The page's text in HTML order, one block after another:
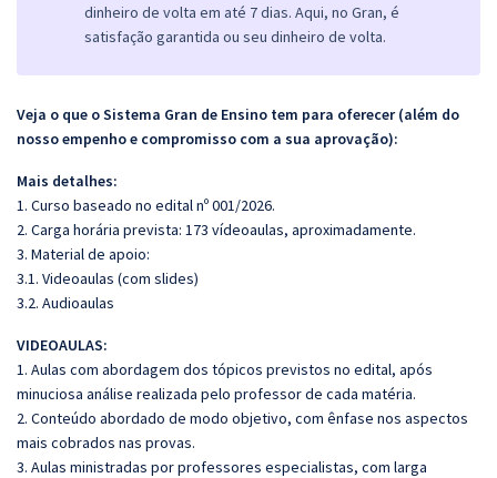
dinheiro de volta em até 7 dias. Aqui, no Gran, é
satisfação garantida ou seu dinheiro de volta.
Veja o que o Sistema Gran de Ensino tem para oferecer (além do
nosso empenho e compromisso com a sua aprovação):
Mais detalhes:
1. Curso baseado no edital nº 001/2026.
2. Carga horária prevista: 173 vídeoaulas, aproximadamente.
3. Material de apoio:
3.1. Videoaulas (com slides)
3.2. Audioaulas
VIDEOAULAS:
1. Aulas com abordagem dos tópicos previstos no edital, após
minuciosa análise realizada pelo professor de cada matéria.
2. Conteúdo abordado de modo objetivo, com ênfase nos aspectos
mais cobrados nas provas.
3. Aulas ministradas por professores especialistas, com larga